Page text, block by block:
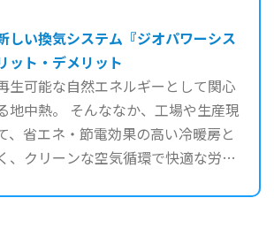
しい換気システム『ジオパワーシス
ット・デメリット
生可能な自然エネルギーとして関心
地中熱。 そんななか、工場や生産現
、省エネ・節電効果の高い冷暖房と
、クリーンな空気循環で快適な労働